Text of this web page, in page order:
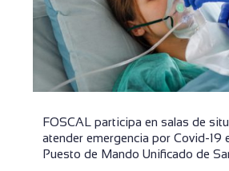
FOSCAL participa en salas de
atender emergencia por Covid-19
Puesto de Mando Unificado de